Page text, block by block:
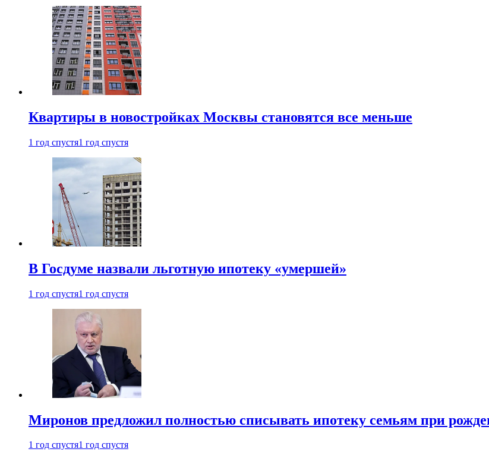
Квартиры в новостройках Москвы становятся все меньше
1 год спустя1 год спустя
В Госдуме назвали льготную ипотеку «умершей»
1 год спустя1 год спустя
Миронов предложил полностью списывать ипотеку семьям при
1 год спустя1 год спустя